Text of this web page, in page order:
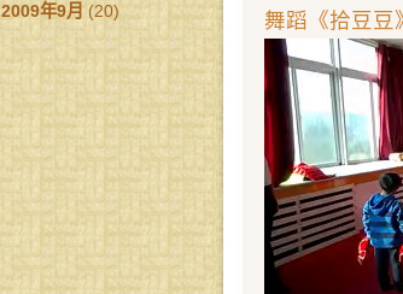
2009年9月(20) 舞蹈《拾豆豆》